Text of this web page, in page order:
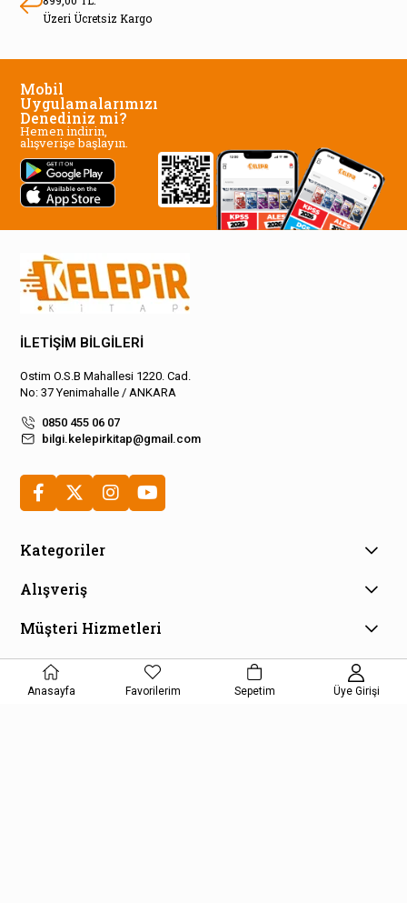
Üzeri Ücretsiz Kargo
Mobil
Uygulamalarımızı
Denediniz mi?
Hemen indirin,
alışverişe başlayın.
İLETİŞİM BİLGİLERİ
Ostim O.S.B Mahallesi 1220. Cad.
No: 37 Yenimahalle / ANKARA
0850 455 06 07
bilgi.kelepirkitap@gmail.com
Kategoriler
Alışveriş
Müşteri Hizmetleri
E-Bülten Aboneliği
Kampanya ve fırsatlardan haberdar olmak için e-bültenimize
Anasayfa Favorilerim Sepetim Üye Girişi